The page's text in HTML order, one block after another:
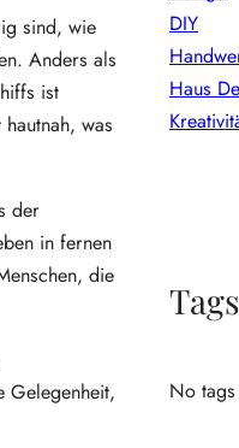
sind, wie
Anders als
ist
was
der
in fernen
die
Gelegenheit,
DIY
Haus
Tags
No tags